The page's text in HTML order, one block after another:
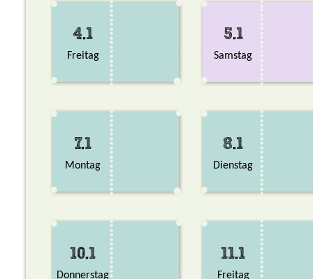
4.1
Freitag
5.1
Samstag
7.1
Montag
8.1
Dienstag
10.1
Donnerstag
11.1
Freitag